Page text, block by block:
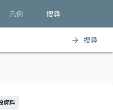
凡例 搜尋
arrow_forward 搜尋
資料